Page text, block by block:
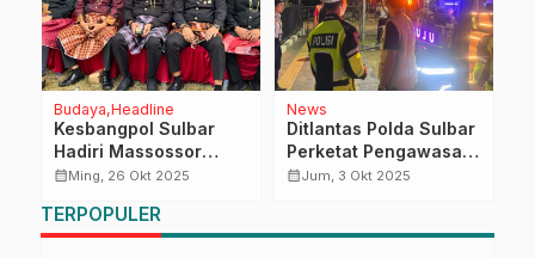
Budaya Headline
Kesbangpol Sulbar
Hadiri Massossor
Manurung, Perkokoh
Budaya Daerah
calendar_monthMing, 26 Okt 2025
News
Ditlantas Polda Sulbar
Perketat Pengawasan
Armada Bus, Pastikan
Terminal Simbuang
calendar_monthJum, 3 Okt 2025
TERPOPULER